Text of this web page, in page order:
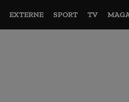
EXTERNE SPORT TV